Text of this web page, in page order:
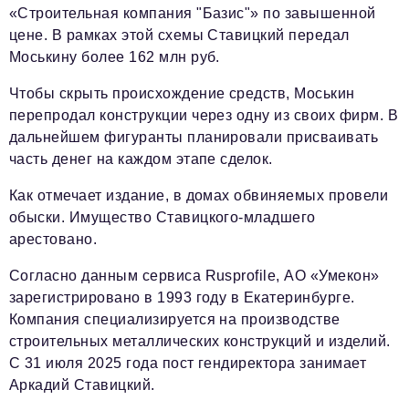
«Строительная компания "Базис"» по завышенной
цене. В рамках этой схемы Ставицкий передал
Моськину более 162 млн руб.
Чтобы скрыть происхождение средств, Моськин
перепродал конструкции через одну из своих фирм. В
дальнейшем фигуранты планировали присваивать
часть денег на каждом этапе сделок.
Как отмечает издание, в домах обвиняемых провели
обыски. Имущество Ставицкого-младшего
арестовано.
Согласно данным сервиса Rusprofile, АО «Умекон»
зарегистрировано в 1993 году в Екатеринбурге.
Компания специализируется на производстве
строительных металлических конструкций и изделий.
С 31 июля 2025 года пост гендиректора занимает
Аркадий Ставицкий.